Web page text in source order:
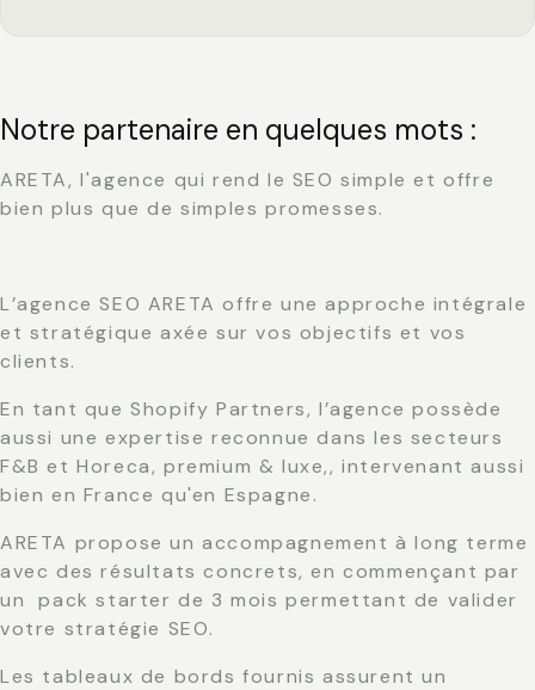
Notre partenaire en quelques mots :
ARETA, l'agence qui rend le SEO simple et offre
bien plus que de simples promesses.
L’agence SEO ARETA offre une approche intégrale
et stratégique axée sur vos objectifs et vos
clients.
En tant que Shopify Partners, l’agence possède
aussi une expertise reconnue dans les secteurs
F&B et Horeca, premium & luxe,, intervenant aussi
bien en France qu'en Espagne.
ARETA propose un accompagnement à long terme
avec des résultats concrets, en commençant par
un pack starter de 3 mois permettant de valider
votre stratégie SEO.
Les tableaux de bords fournis assurent un